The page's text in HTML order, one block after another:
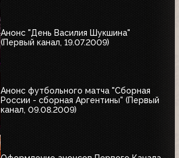
Анонс "День Василия Шукшина"
(Первый канал, 19.07.2009)
Анонс футбольного матча "Сборная
России - сборная Аргентины" (Первый
канал, 09.08.2009)